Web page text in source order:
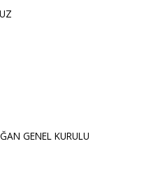
GENEL KURULU